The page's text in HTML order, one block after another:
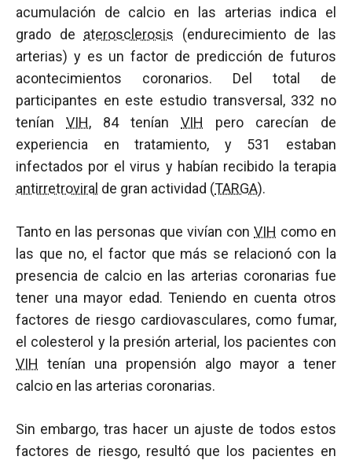
acumulación de calcio en las arterias indica el
grado de aterosclerosis (endurecimiento de las
arterias) y es un factor de predicción de futuros
acontecimientos coronarios. Del total de
participantes en este estudio transversal, 332 no
tenían VIH, 84 tenían VIH pero carecían de
experiencia en tratamiento, y 531 estaban
infectados por el virus y habían recibido la terapia
antirretroviral de gran actividad (TARGA).
Tanto en las personas que vivían con VIH como en
las que no, el factor que más se relacionó con la
presencia de calcio en las arterias coronarias fue
tener una mayor edad. Teniendo en cuenta otros
factores de riesgo cardiovasculares, como fumar,
el colesterol y la presión arterial, los pacientes con
VIH tenían una propensión algo mayor a tener
calcio en las arterias coronarias.
Sin embargo, tras hacer un ajuste de todos estos
factores de riesgo, resultó que los pacientes en